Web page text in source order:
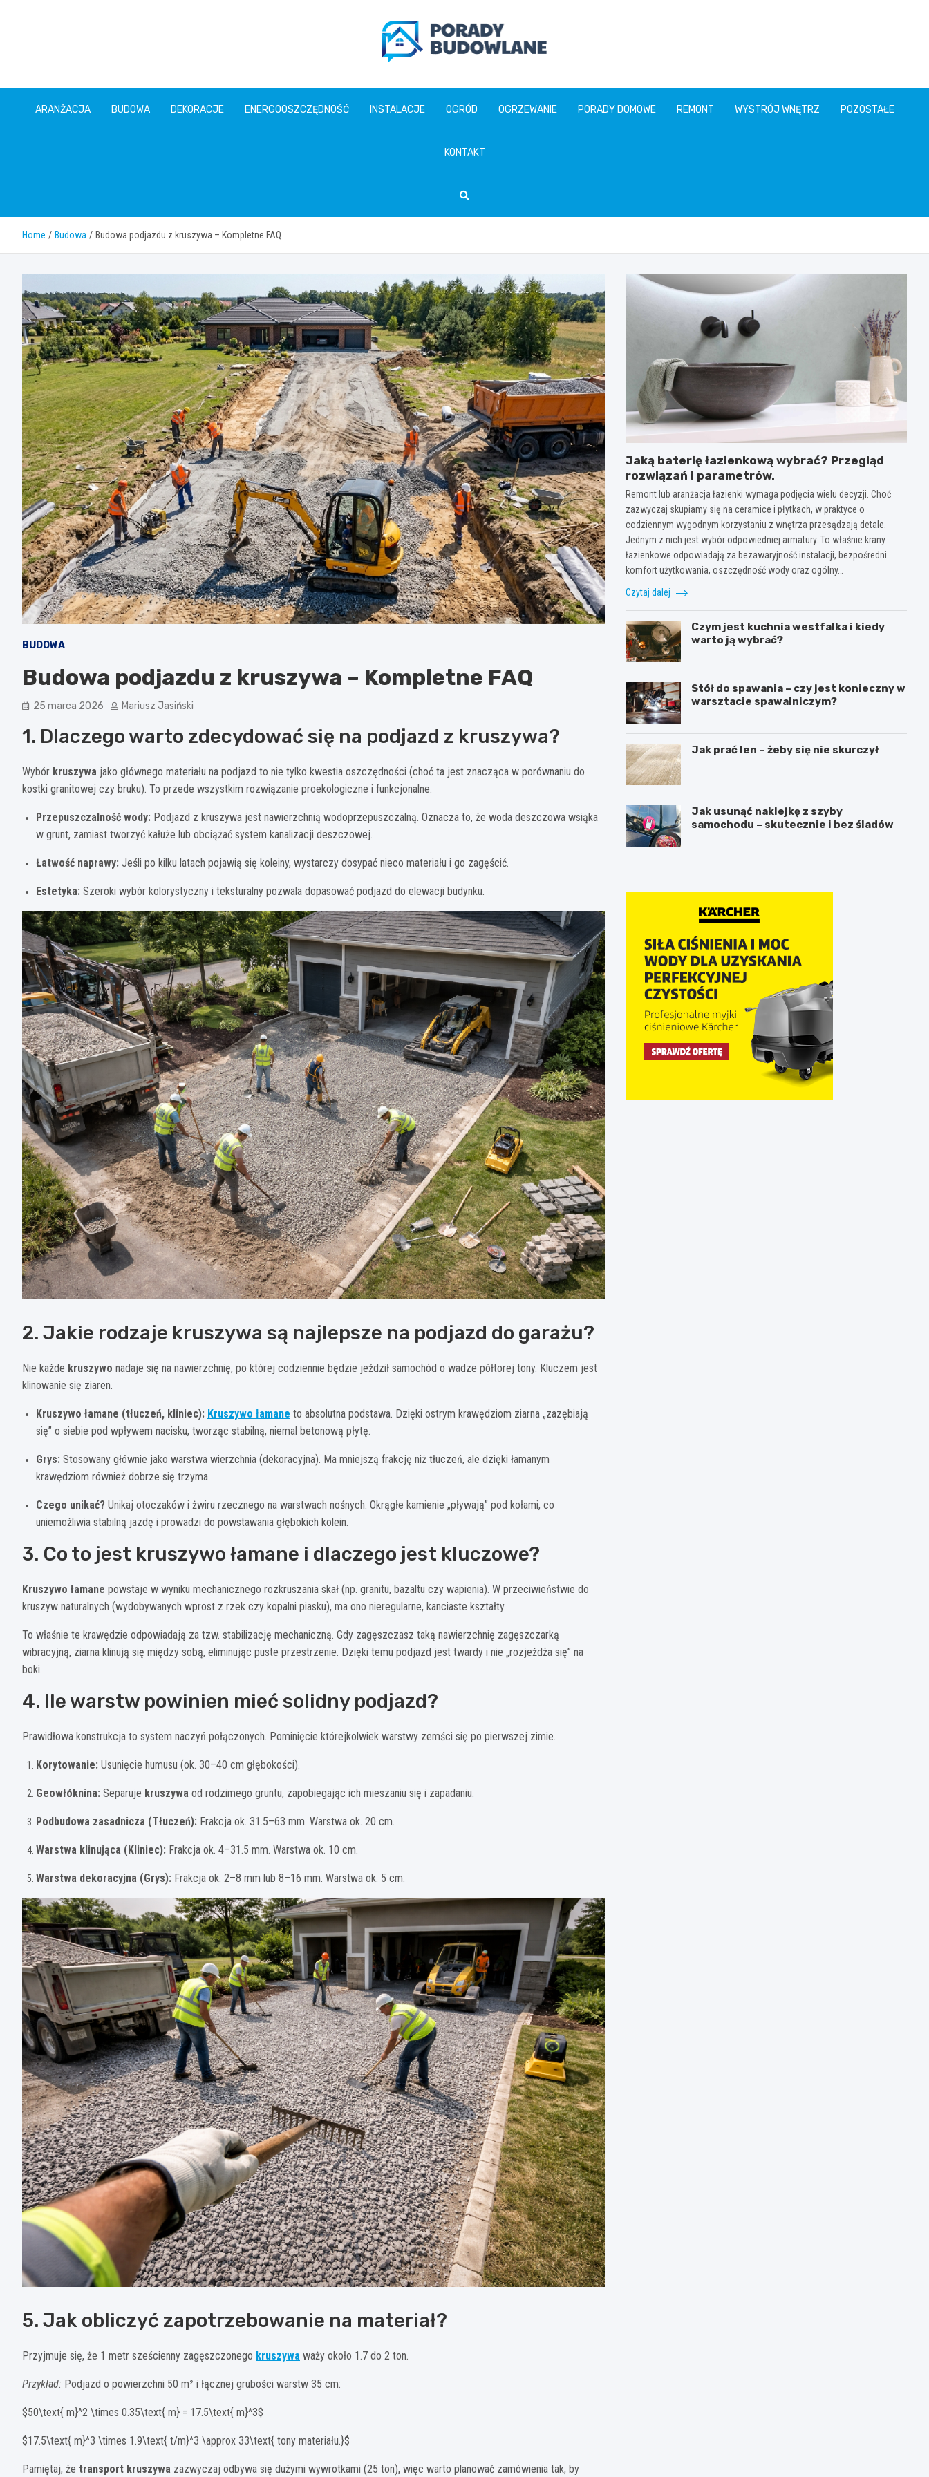
poradybudowlane.pl
ARANŻACJA BUDOWA DEKORACJE ENERGOOSZCZĘDNOŚĆ INSTALACJE OGRÓD OGRZEWANIE PORADY DOMOWE REMONT WYSTRÓJ WNĘTRZ POZOSTAŁE
KONTAKT
Home Budowa Budowa podjazdu z kruszywa – Kompletne FAQ
BUDOWA
Budowa podjazdu z kruszywa – Kompletne FAQ
25 marca 2026 Mariusz Jasiński
1. Dlaczego warto zdecydować się na podjazd z kruszywa?
Wybór kruszywa jako głównego materiału na podjazd to nie tylko kwestia oszczędności (choć ta jest znacząca w porównaniu do
kostki granitowej czy bruku). To przede wszystkim rozwiązanie proekologiczne i funkcjonalne.
Przepuszczalność wody: Podjazd z kruszywa jest nawierzchnią wodoprzepuszczalną. Oznacza to, że woda deszczowa wsiąka
w grunt, zamiast tworzyć kałuże lub obciążać system kanalizacji deszczowej.
Łatwość naprawy: Jeśli po kilku latach pojawią się koleiny, wystarczy dosypać nieco materiału i go zagęścić.
Estetyka: Szeroki wybór kolorystyczny i teksturalny pozwala dopasować podjazd do elewacji budynku.
2. Jakie rodzaje kruszywa są najlepsze na podjazd do garażu?
Nie każde kruszywo nadaje się na nawierzchnię, po której codziennie będzie jeździł samochód o wadze półtorej tony. Kluczem jest
klinowanie się ziaren.
Kruszywo łamane (tłuczeń, kliniec): Kruszywo łamane to absolutna podstawa. Dzięki ostrym krawędziom ziarna „zazębiają
się” o siebie pod wpływem nacisku, tworząc stabilną, niemal betonową płytę.
Grys: Stosowany głównie jako warstwa wierzchnia (dekoracyjna). Ma mniejszą frakcję niż tłuczeń, ale dzięki łamanym
krawędziom również dobrze się trzyma.
Czego unikać? Unikaj otoczaków i żwiru rzecznego na warstwach nośnych. Okrągłe kamienie „pływają” pod kołami, co
uniemożliwia stabilną jazdę i prowadzi do powstawania głębokich kolein.
3. Co to jest kruszywo łamane i dlaczego jest kluczowe?
Kruszywo łamane powstaje w wyniku mechanicznego rozkruszania skał (np. granitu, bazaltu czy wapienia). W przeciwieństwie do
kruszyw naturalnych (wydobywanych wprost z rzek czy kopalni piasku), ma ono nieregularne, kanciaste kształty.
To właśnie te krawędzie odpowiadają za tzw. stabilizację mechaniczną. Gdy zagęszczasz taką nawierzchnię zagęszczarką
wibracyjną, ziarna klinują się między sobą, eliminując puste przestrzenie. Dzięki temu podjazd jest twardy i nie „rozjeżdża się” na
boki.
4. Ile warstw powinien mieć solidny podjazd?
Prawidłowa konstrukcja to system naczyń połączonych. Pominięcie którejkolwiek warstwy zemści się po pierwszej zimie.
Korytowanie: Usunięcie humusu (ok. 30–40 cm głębokości).
Geowłóknina: Separuje kruszywa od rodzimego gruntu, zapobiegając ich mieszaniu się i zapadaniu.
Podbudowa zasadnicza (Tłuczeń): Frakcja ok. 31.5–63 mm. Warstwa ok. 20 cm.
Warstwa klinująca (Kliniec): Frakcja ok. 4–31.5 mm. Warstwa ok. 10 cm.
Warstwa dekoracyjna (Grys): Frakcja ok. 2–8 mm lub 8–16 mm. Warstwa ok. 5 cm.
5. Jak obliczyć zapotrzebowanie na materiał?
Przyjmuje się, że 1 metr sześcienny zagęszczonego kruszywa waży około 1.7 do 2 ton.
Przykład: Podjazd o powierzchni 50 m² i łącznej grubości warstw 35 cm:
$50\text{ m}^2 \times 0.35\text{ m} = 17.5\text{ m}^3$
$17.5\text{ m}^3 \times 1.9\text{ t/m}^3 \approx 33\text{ tony materiału.}$
Pamiętaj, że transport kruszywa zazwyczaj odbywa się dużymi wywrotkami (25 ton), więc warto planować zamówienia tak, by
Jaką baterię łazienkową wybrać? Przegląd
rozwiązań i parametrów.
Remont lub aranżacja łazienki wymaga podjęcia wielu decyzji. Choć
zazwyczaj skupiamy się na ceramice i płytkach, w praktyce o
codziennym wygodnym korzystaniu z wnętrza przesądzają detale.
Jednym z nich jest wybór odpowiedniej armatury. To właśnie krany
łazienkowe odpowiadają za bezawaryjność instalacji, bezpośredni
komfort użytkowania, oszczędność wody oraz ogólny…
Czytaj dalej
Czym jest kuchnia westfalka i kiedy
warto ją wybrać?
Stół do spawania – czy jest konieczny w
warsztacie spawalniczym?
Jak prać len – żeby się nie skurczył
Jak usunąć naklejkę z szyby
samochodu – skutecznie i bez śladów